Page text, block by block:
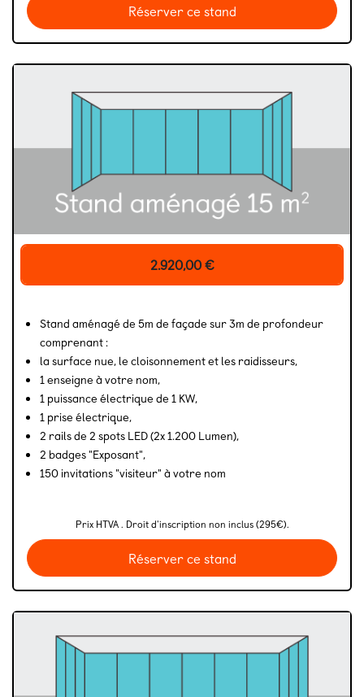
Réserver ce stand
2.920,00€
Stand aménagé de 5m de façade sur 3m de profondeur
comprenant :
la surface nue, le cloisonnement et les raidisseurs,
1 enseigne à votre nom,
1 puissance électrique de 1 KW,
1 prise électrique,
2 rails de 2 spots LED (2x 1.200 Lumen),
2 badges "Exposant",
150 invitations "visiteur" à votre nom
Prix HTVA . Droit d'inscription non inclus (295€).
Réserver ce stand